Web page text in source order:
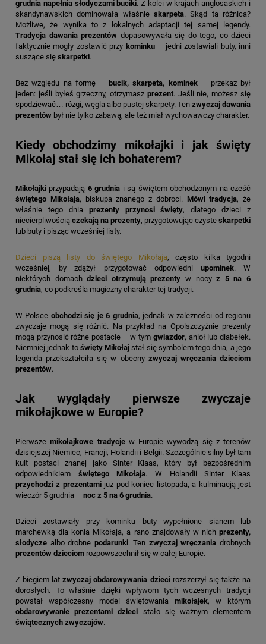
grudnia napełnia słodyczami buciki. Z kolei w krajach anglosaskich i
skandynawskich dominowała właśnie skarpeta. Skąd ta różnica?
Możliwe, że wynika to z lokalnych adaptacji tej samej legendy.
Tradycja dawania prezentów dopasowywała się do tego, co dzieci
faktycznie mogły zostawić przy kominku– jedni zostawiali buty, inni
suszące się skarpetki.
Bez względu na formę – bucik, skarpeta, kominek– przekaz był
jeden: jeśli byłeś grzeczny, otrzymasz prezent. Jeśli nie, możesz się
spodziewać… rózgi, węgla albo pustej skarpety. Ten zwyczaj dawania
prezentów był nie tylko zabawą, ale też miał wychowawczy charakter.
Kiedy obchodzimy mikołajki i jak święty
Mikołaj stał się ich bohaterem?
Mikołajki przypadają 6 grudnia i są świętem obchodzonym na cześć
świętego Mikołaja, biskupa znanego z dobroci. Mówi tradycja, że
właśnie tego dnia prezenty przynosi święty, dlatego dzieci z
niecierpliwością czekają na prezenty, przygotowując czyste skarpetki
lub buty i pisząc wcześniej listy.
Dzieci piszą listy do świętego Mikołaja, często kilka tygodni
wcześniej, by zdążył przygotować odpowiedni upominek. W
niektórych domachdzieci otrzymują prezenty w nocyz 5 na 6
grudnia, co podkreśla magiczny charakter tej tradycji.
W Polsce obchodzi się je 6 grudnia, jednak w zależności od regionu
zwyczaje mogą się różnić. Na przykład na Opolszczyźnie prezenty
mogą przynosić różne postacie – w tym gwiazdor, anioł lub diabełek.
Niemniej jednak to święty Mikołaj stał się symbolem tego dnia, a jego
legenda przekształciła się w obecny zwyczaj wręczania dzieciom
prezentów.
Jak wyglądały pierwsze zwyczaje
mikołajkowe w Europie?
Pierwszemikołajkowe tradycjew Europie wywodzą się z terenów
dzisiejszej Niemiec, Francji, Holandii i Belgii. Szczególnie silny był tam
kult postaci znanej jako Sinter Klaas, który był bezpośrednim
odpowiednikiem świętego Mikołaja. W Holandii Sinter Klaas
przychodzi z prezentamijuż pod koniec listopada, a kulminacją jest
wieczór 5 grudnia – noc z 5 na 6 grudnia.
Dzieci zostawiały przy kominku buty wypełnione sianem lub
marchewką dla konia Mikołaja, a rano znajdowały w nich prezenty,
słodycze albo drobne podarunki. Ten zwyczaj wręczania drobnych
prezentów dzieciom rozpowszechnił się w całej Europie.
Z biegiem latzwyczaj obdarowywania dziecirozszerzył się także na
dorosłych. To właśnie dzięki wpływom tych wczesnych tradycji
powstał współczesny model świętowania mikołajek, w którym
obdarowywanie prezentami dzieci stało się ważnym elementem
świątecznych zwyczajów.